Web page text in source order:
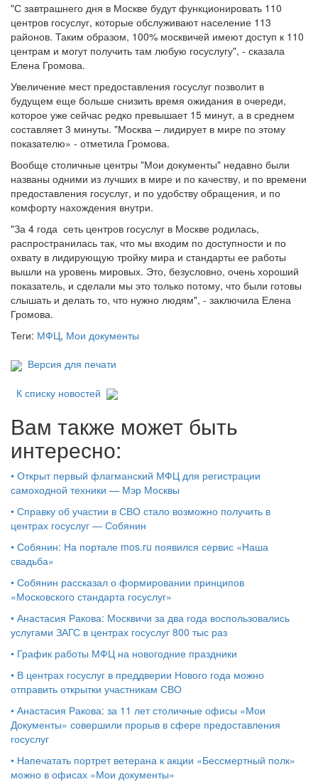
"С завтрашнего дня в Москве будут функционировать 110
центров госуслуг, которые обслуживают население 113
районов. Таким образом, 100% москвичей имеют доступ к 110
центрам и могут получить там любую госуслугу", - сказала
Елена Громова.
Увеличение мест предоставления госуслуг позволит в
будущем еще больше снизить время ожидания в очереди,
которое уже сейчас редко превышает 15 минут, а в среднем
составляет 3 минуты. "Москва – лидирует в мире по этому
показателю» - отметила Громова.
Вообще столичные центры "Мои документы" недавно были
названы одними из лучших в мире и по качеству, и по времени
предоставления госуслуг, и по удобству обращения, и по
комфорту нахождения внутри.
"За 4 года сеть центров госуслуг в Москве родилась,
распространилась так, что мы входим по доступности и по
охвату в лидирующую тройку мира и стандарты ее работы
вышли на уровень мировых. Это, безусловно, очень хороший
показатель, и сделали мы это только потому, что были готовы
слышать и делать то, что нужно людям", - заключила Елена
Громова.
Теги: МФЦ, Мои документы
Версия для печати
К списку новостей
Вам также может быть
интересно:
• Открыт первый флагманский МФЦ для регистрации
самоходной техники — Мэр Москвы
• Справку об участии в СВО стало возможно получить в
центрах госуслуг — Собянин
• Собянин: На портале mos.ru появился сервис «Наша
свадьба»
• Собянин рассказал о формировании принципов
«Московского стандарта госуслуг»
• Анастасия Ракова: Москвичи за два года воспользовались
услугами ЗАГС в центрах госуслуг 800 тыс раз
• График работы МФЦ на новогодние праздники
• В центрах госуслуг в преддверии Нового года можно
отправить открытки участникам СВО
• Анастасия Ракова: за 11 лет столичные офисы «Мои
Документы» совершили прорыв в сфере предоставления
госуслуг
• Напечатать портрет ветерана к акции «Бессмертный полк»
можно в офисах «Мои документы»